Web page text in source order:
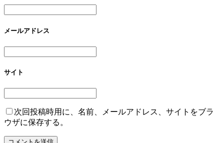
メールアドレス
サイト
次回投稿時用に、名前、メールアドレス、サイトをブラ
ウザに保存する。